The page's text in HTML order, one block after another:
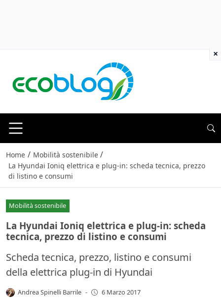
Home / Mobilità sostenibile /
La Hyundai Ioniq elettrica e plug-in: scheda tecnica, prezzo
di listino e consumi
Mobilità sostenibile
La Hyundai Ioniq elettrica e plug-in: scheda
tecnica, prezzo di listino e consumi
Scheda tecnica, prezzo, listino e consumi
della elettrica plug-in di Hyundai
Andrea Spinelli Barrile - 6 Marzo 2017
×